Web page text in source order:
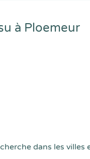
à Ploemeur
dans les villes